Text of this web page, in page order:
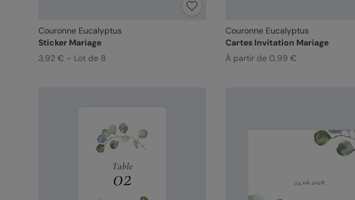
Couronne Eucalyptus
Sticker Mariage
3,92 € - Lot de 8
Couronne Eucalyptus
Cartes Invitation Mariage
À partir de 0,99 €